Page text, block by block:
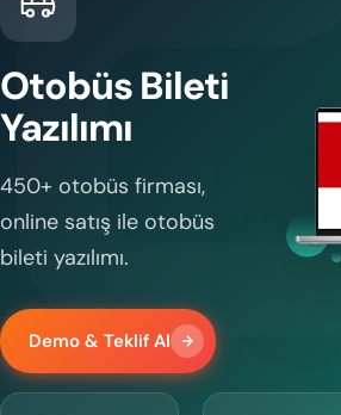
Otobüs Bileti
Yazılımı
450+ otobüs firması,
online satış ile otobüs
bileti yazılımı.
Demo & Teklif Al